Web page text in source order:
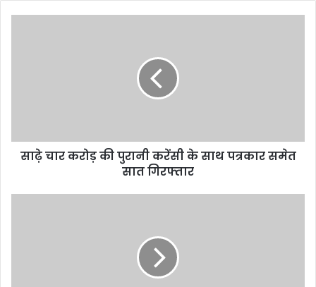
साढ़े चार करोड़ की पुरानी करेंसी के साथ पत्रकार समेत
सात गिरफ्तार